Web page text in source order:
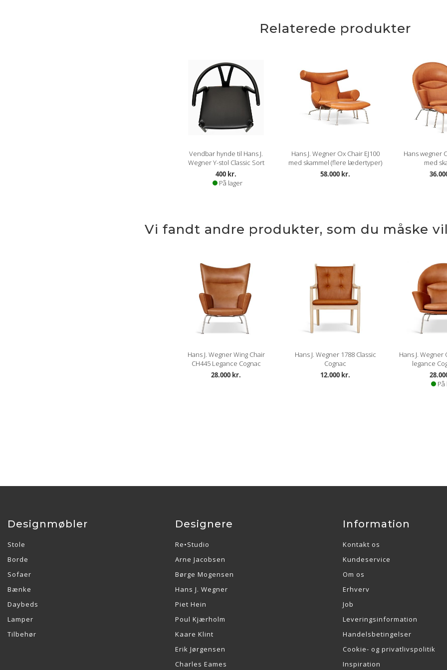
ELEGANCE læder kommer
overfor smuds og pletter.
Læs mere om pleje og
NEVADA
Mærker i form af ar, stikmærker
anilin læderet.
Lædertypen har en glat, blank
Sorteringen er vild og
fået gennem sit aktive liv. De
Der er i garvningsprocessen af
hvilket medvirker til en god
Lædertykkelse: 1-1,2 mm.
Læs mere om pleje og
Relaterede produkter
Vendbar hynde til Hans J.
Wegner Y-stol Classic Sort
400 kr.
På lager
Hans J. Wegner Ox Chair EJ100
med skammel (flere lædertyper)
58.000 kr.
Hans wegner
med
Vi fandt andre produkter, som du måske
Hans J. Wegner Wing Chair
CH445 Legance Cognac
28.000 kr.
Hans J. Wegner 1788 Classic
Cognac
12.000 kr.
Hans J. Wegner
legance
På
Designmøbler
Stole
Borde
Sofaer
Bænke
Daybeds
Lamper
Tilbehør
Designere
Re•Studio
Arne Jacobsen
Børge Mogensen
Hans J. Wegner
Piet Hein
Poul Kjærholm
Kaare Klint
Erik Jørgensen
Charles Eames
Information
Kontakt os
Kundeservice
Om os
Erhverv
Job
Leveringsinformation
Handelsbetingelser
Cookie- og privatlivspolitik
Inspiration